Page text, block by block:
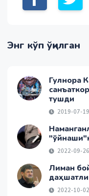
Энг кўп ўқилган
Гулнора
тушди
2019-07-
2022-09-
Лиман
2022-10-